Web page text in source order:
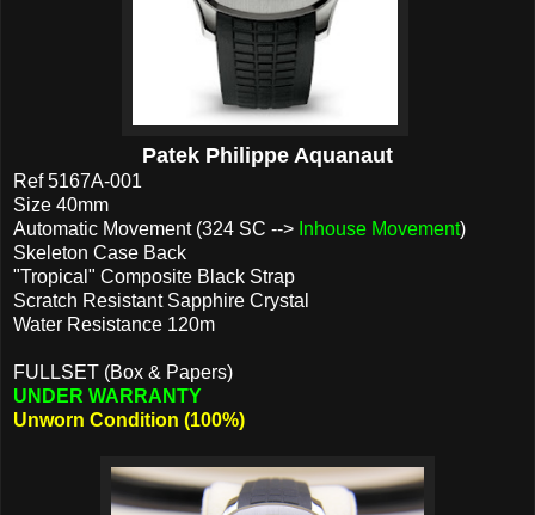
Patek Philippe Aquanaut
Ref 5167A-001
Size 40mm
Automatic Movement (324 SC --> Inhouse Movement)
Skeleton Case Back
"Tropical" Composite Black Strap
Scratch Resistant Sapphire Crystal
Water Resistance 120m
FULLSET (Box & Papers)
UNDER WARRANTY
Unworn Condition (100%)